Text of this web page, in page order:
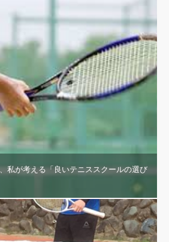
私が考える「良いテニススクールの選び